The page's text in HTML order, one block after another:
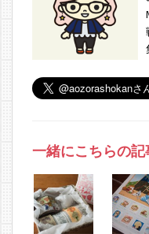
一緒にこちらの